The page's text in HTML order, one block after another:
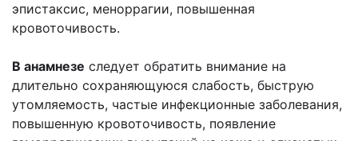
эпистаксис, меноррагии, повышенная
кровоточивость.
В анамнезе следует обратить внимание на
длительно сохраняющуюся слабость, быструю
утомляемость, частые инфекционные заболевания,
повышенную кровоточивость, появление